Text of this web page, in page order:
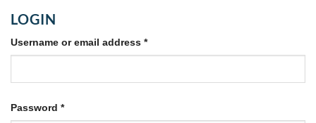
LOGIN
Username or email address *Required
Password *Required